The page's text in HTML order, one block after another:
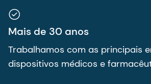
Mais de 30 anos
Trabalhamos com as principais
dispositivos médicos e